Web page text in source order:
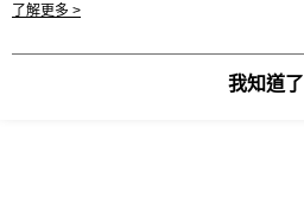
用條款之 Cookie 聲明使用 cookie。
了解更多 >
我知道了